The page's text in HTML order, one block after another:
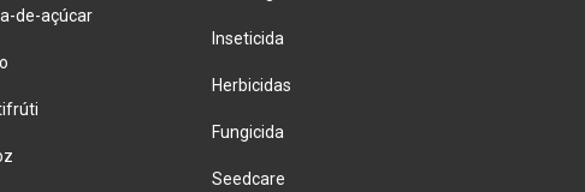
de-açúcar
Inseticida
Herbicidas
Fungicida
Seedcare